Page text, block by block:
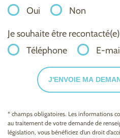
Oui
Non
Je souhaite être
Téléphone
E-
J'ENVOIE MA
* champs obligatoires. Les informations
au traitement de votre demande de
législation, vous bénéficiez d’un droit